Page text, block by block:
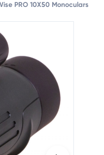
PRO 10X50 Monoculars